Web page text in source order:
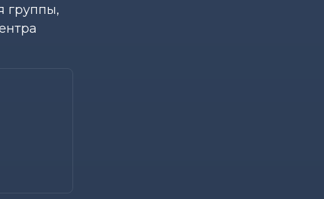
группы,